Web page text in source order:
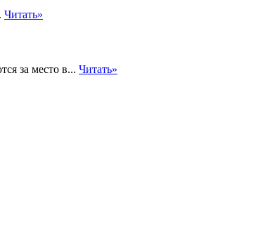
Читать»
за место в... Читать»